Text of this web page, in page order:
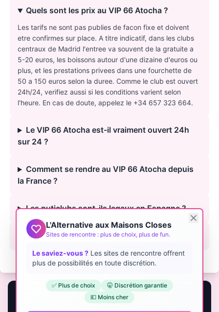
Quels sont les prix au VIP 66 Atocha ?
Les tarifs ne sont pas publies de facon fixe et doivent
etre confirmes sur place. A titre indicatif, dans les clubs
centraux de Madrid l'entree va souvent de la gratuite a
5-20 euros, les boissons autour d'une dizaine d'euros ou
plus, et les prestations privees dans une fourchette de
50 a 150 euros selon la duree. Comme le club est ouvert
24h/24, verifiez aussi si les conditions varient selon
l'heure. En cas de doute, appelez le +34 657 323 664.
Le VIP 66 Atocha est-il vraiment ouvert 24h
sur 24 ?
Comment se rendre au VIP 66 Atocha depuis
la France ?
Les puticlubs sont-ils legaux en Espagne ?
Est-ce le meilleur puticlub de Madrid ?
L'Alternative aux Maisons Closes
Sites de rencontre : plus de choix, plus de fun.
Le saviez-vous ? Les sites de rencontre offrent
plus de possibilités en toute discrétion.
✅ Plus de choix
🤫 Discrétion garantie
💶 Moins cher
🏩 Own or manage a club? Get it featured to
French visitors.